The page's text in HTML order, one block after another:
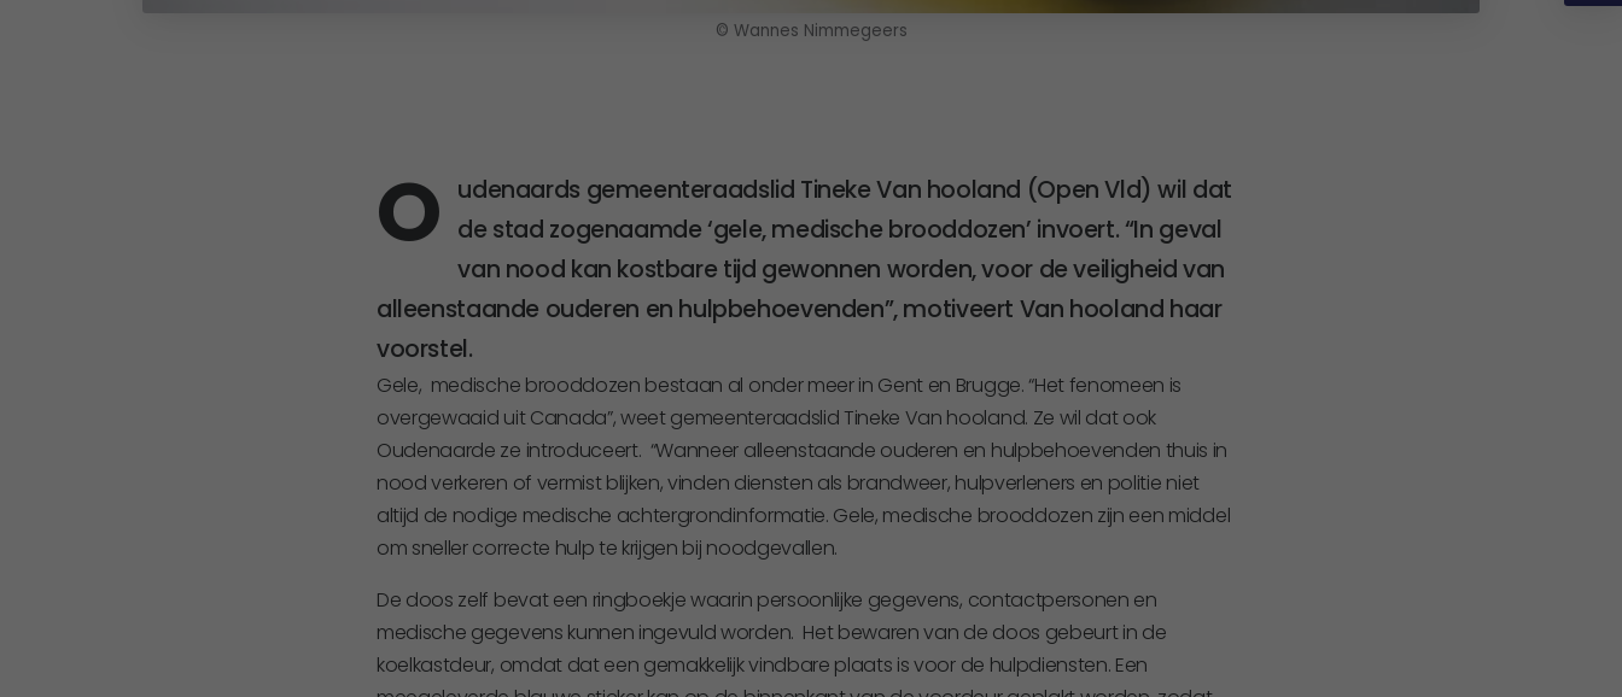
© Wannes Nimmegeers
O udenaards gemeenteraadslid Tineke Van hooland (Open Vld) wil dat
de stad zogenaamde ‘gele, medische brooddozen’ invoert. “In geval
van nood kan kostbare tijd gewonnen worden, voor de veiligheid van
alleenstaande ouderen en hulpbehoevenden”, motiveert Van hooland haar
voorstel.
Gele, medische brooddozen bestaan al onder meer in Gent en Brugge. “Het fenomeen is
overgewaaid uit Canada”, weet gemeenteraadslid Tineke Van hooland. Ze wil dat ook
Oudenaarde ze introduceert. “Wanneer alleenstaande ouderen en hulpbehoevenden thuis in
nood verkeren of vermist blijken, vinden diensten als brandweer, hulpverleners en politie niet
altijd de nodige medische achtergrondinformatie. Gele, medische brooddozen zijn een middel
om sneller correcte hulp te krijgen bij noodgevallen.
De doos zelf bevat een ringboekje waarin persoonlijke gegevens, contactpersonen en
medische gegevens kunnen ingevuld worden. Het bewaren van de doos gebeurt in de
koelkastdeur, omdat dat een gemakkelijk vindbare plaats is voor de hulpdiensten. Een